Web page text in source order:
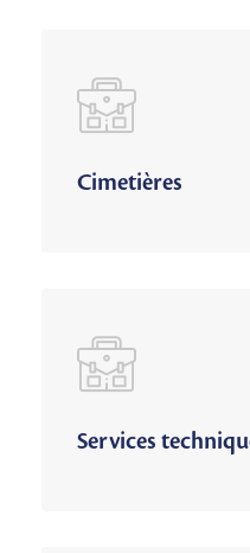
Cimetières
Services